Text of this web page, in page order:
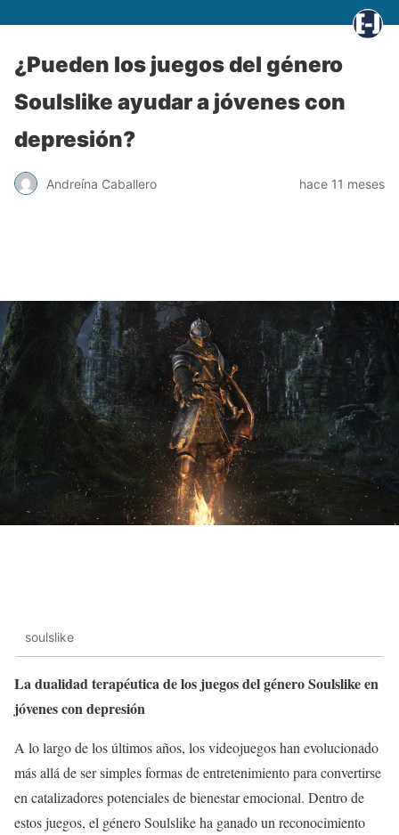
¿Pueden los juegos del género
Soulslike ayudar a jóvenes con
depresión?
Andreína Caballero hace 11 meses
soulslike
La dualidad terapéutica de los juegos del género Soulslike en
jóvenes con depresión
A lo largo de los últimos años, los videojuegos han evolucionado
más allá de ser simples formas de entretenimiento para convertirse
en catalizadores potenciales de bienestar emocional. Dentro de
estos juegos, el género Soulslike ha ganado un reconocimiento